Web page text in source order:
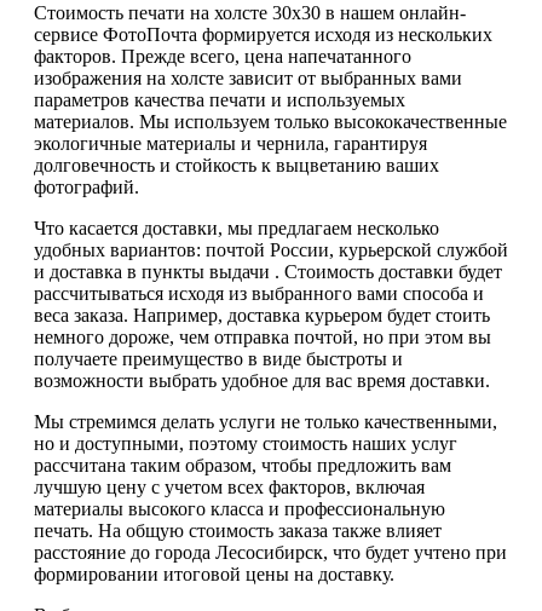
Стоимость печати на холсте 30х30 в нашем онлайн-
сервисе ФотоПочта формируется исходя из нескольких
факторов. Прежде всего, цена напечатанного
изображения на холсте зависит от выбранных вами
параметров качества печати и используемых
материалов. Мы используем только высококачественные
экологичные материалы и чернила, гарантируя
долговечность и стойкость к выцветанию ваших
фотографий.
Что касается доставки, мы предлагаем несколько
удобных вариантов: почтой России, курьерской службой
и доставка в пункты выдачи . Стоимость доставки будет
рассчитываться исходя из выбранного вами способа и
веса заказа. Например, доставка курьером будет стоить
немного дороже, чем отправка почтой, но при этом вы
получаете преимущество в виде быстроты и
возможности выбрать удобное для вас время доставки.
Мы стремимся делать услуги не только качественными,
но и доступными, поэтому стоимость наших услуг
рассчитана таким образом, чтобы предложить вам
лучшую цену с учетом всех факторов, включая
материалы высокого класса и профессиональную
печать. На общую стоимость заказа также влияет
расстояние до города Лесосибирск, что будет учтено при
формировании итоговой цены на доставку.